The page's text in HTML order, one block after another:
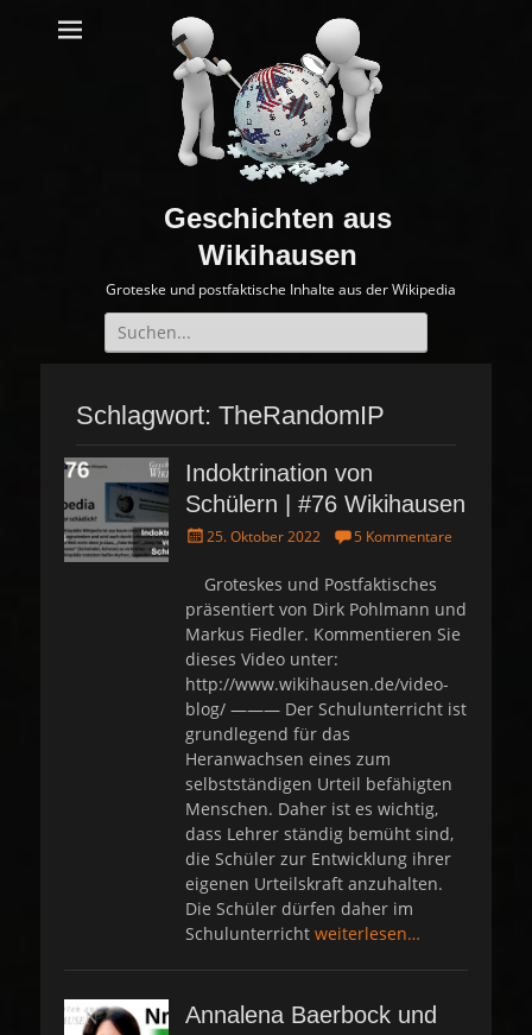
Geschichten aus
Wikihausen
Groteske und postfaktische Inhalte aus der Wikipedia
Suche
nach:
Schlagwort: TheRandomIP
Indoktrination von
Schülern | #76 Wikihausen
P
e
d
o
n
25. Oktober 2022 5 Kommentare
Groteskes und Postfaktisches
präsentiert von Dirk Pohlmann und
Markus Fiedler. Kommentieren Sie
dieses Video unter:
http://www.wikihausen.de/video-
blog/ ——— Der Schulunterricht ist
grundlegend für das
Heranwachsen eines zum
selbstständigen Urteil befähigten
Menschen. Daher ist es wichtig,
dass Lehrer ständig bemüht sind,
die Schüler zur Entwicklung ihrer
eigenen Urteilskraft anzuhalten.
Die Schüler dürfen daher im
Schulunterricht weiterlesen…
Annalena Baerbock und